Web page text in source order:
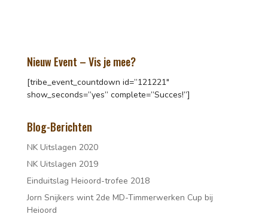
Nieuw Event – Vis je mee?
[tribe_event_countdown id=”121221″
show_seconds=”yes” complete=”Succes!”]
Blog-Berichten
NK Uitslagen 2020
NK Uitslagen 2019
Einduitslag Heioord-trofee 2018
Jorn Snijkers wint 2de MD-Timmerwerken Cup bij
Heioord